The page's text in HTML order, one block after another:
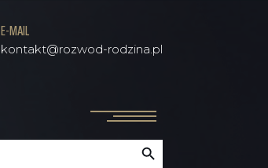
E-MAIL
kontakt@rozwod-rodzina.pl
Search Button